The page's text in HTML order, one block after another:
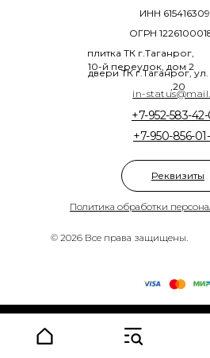
© 2026 Все права защищены.
Политика обработки
+7-950-856-
+7-952-583-
плитка ТК г.Таганрог,
10-й переулок, дом 2
двери ТК г.Таганрог,
,20
ОГРН
ИНН
in-
Реквизиты
Made on